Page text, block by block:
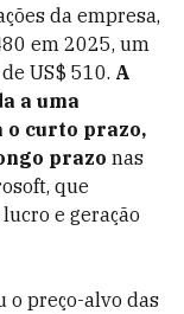
da empresa,
em 2025, um
US$ 510. A
a uma
o curto prazo,
prazo nas
que
e geração
o preço-alvo das